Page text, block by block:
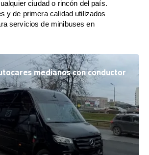
ciudad o rincón del país.
y de primera calidad utilizados
servicios de minibuses en
medianos con conductor